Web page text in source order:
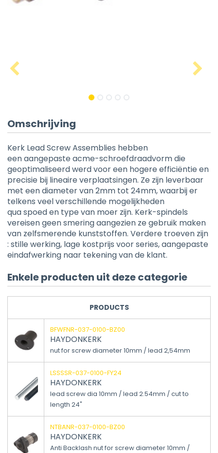
Omschrijving
Kerk Lead Screw Assemblies hebben
een aangepaste acme-schroefdraadvorm die
geoptimaliseerd werd voor een hogere efficiëntie en
precisie bij lineaire verplaatsingen. Ze zijn leverbaar
met een diameter van 2mm tot 24mm, waarbij er
telkens veel verschillende mogelijkheden
qua spoed en type van moer zijn. Kerk-spindels
vereisen geen smering aangezien ze gebruik maken
van zelfsmerende kunststoffen. Verdere troeven zijn
: stille werking, lage kostprijs voor series, aangepaste
eindafwerking naar tekening van de klant.
Enkele producten uit deze categorie
PRODUCTS
BFWFNR-037-0100-BZ00
HAYDONKERK
nut for screw diameter 10mm / lead 2,54mm
LSSSSR-037-0100-FY24
HAYDONKERK
lead screw dia 10mm / lead 2.54mm / cut to
length 24"
NTBANR-037-0100-BZ00
HAYDONKERK
Anti Backlash nut for screw diameter 10mm /